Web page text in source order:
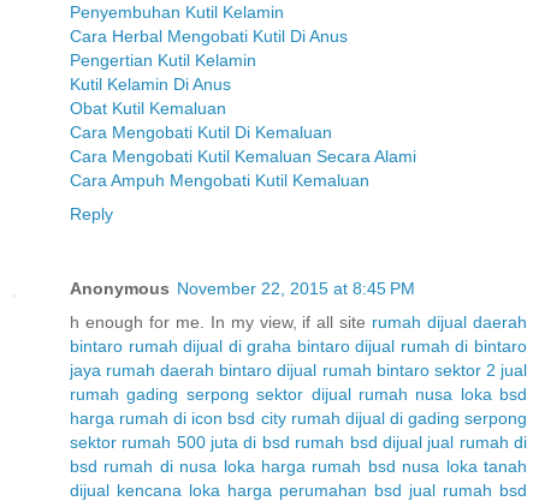
Penyembuhan Kutil Kelamin
Cara Herbal Mengobati Kutil Di Anus
Pengertian Kutil Kelamin
Kutil Kelamin Di Anus
Obat Kutil Kemaluan
Cara Mengobati Kutil Di Kemaluan
Cara Mengobati Kutil Kemaluan Secara Alami
Cara Ampuh Mengobati Kutil Kemaluan
Reply
Anonymous November 22, 2015 at 8:45 PM
h enough for me. In my view, if all site rumah dijual daerah
bintaro rumah dijual di graha bintaro dijual rumah di bintaro
jaya rumah daerah bintaro dijual rumah bintaro sektor 2 jual
rumah gading serpong sektor dijual rumah nusa loka bsd
harga rumah di icon bsd city rumah dijual di gading serpong
sektor rumah 500 juta di bsd rumah bsd dijual jual rumah di
bsd rumah di nusa loka harga rumah bsd nusa loka tanah
dijual kencana loka harga perumahan bsd jual rumah bsd